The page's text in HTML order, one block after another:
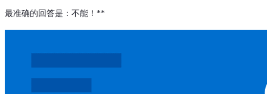
最准确的回答是：不能！**